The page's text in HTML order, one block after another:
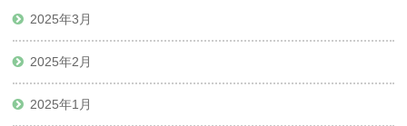
2025年3月
2025年2月
2025年1月